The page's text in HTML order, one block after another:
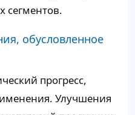
сегментов.
обусловленное
прогресс,
Улучшения